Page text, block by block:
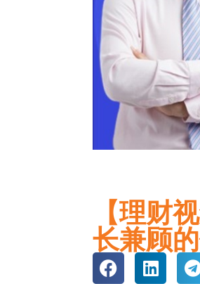
【理财
长兼顾